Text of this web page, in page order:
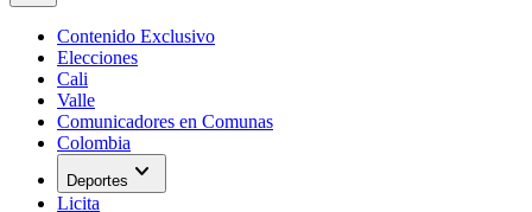
Contenido Exclusivo
Elecciones
Cali
Valle
Comunicadores en Comunas
Colombia
Deportes expand_more
Licita